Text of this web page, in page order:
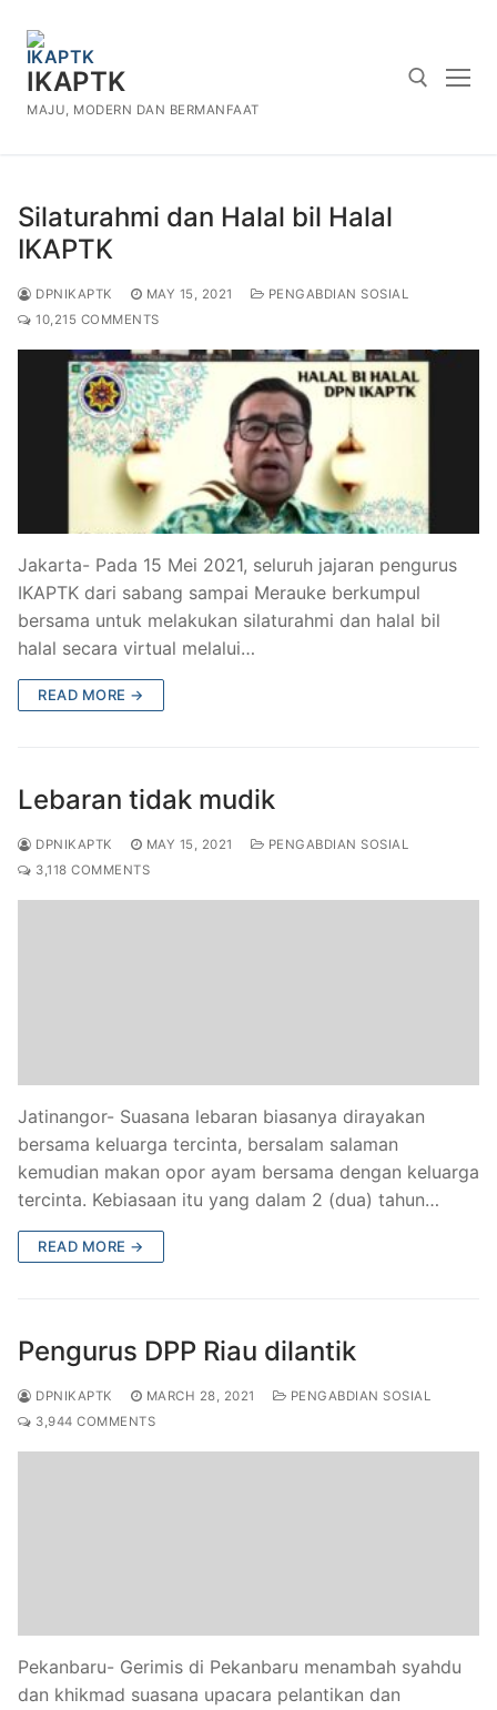
content
IKAPTK
MAJU, MODERN DAN BERMANFAAT
Silaturahmi dan Halal bil Halal
IKAPTK
DPNIKAPTK MAY 15, 2021
PENGABDIAN SOSIAL
10,215 COMMENTS
Jakarta- Pada 15 Mei 2021, seluruh jajaran pengurus
IKAPTK dari sabang sampai Merauke berkumpul
bersama untuk melakukan silaturahmi dan halal bil
halal secara virtual melalui…
READ MORE →
Lebaran tidak mudik
DPNIKAPTK MAY 15, 2021
PENGABDIAN SOSIAL
3,118 COMMENTS
Jatinangor- Suasana lebaran biasanya dirayakan
bersama keluarga tercinta, bersalam salaman
kemudian makan opor ayam bersama dengan keluarga
tercinta. Kebiasaan itu yang dalam 2 (dua) tahun…
READ MORE →
Pengurus DPP Riau dilantik
DPNIKAPTK MARCH 28, 2021
PENGABDIAN SOSIAL
3,944 COMMENTS
Pekanbaru- Gerimis di Pekanbaru menambah syahdu
dan khikmad suasana upacara pelantikan dan